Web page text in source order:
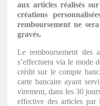
aux articles réalisés
créations
remboursement ne
gravés.
Le remboursement des
s’effectuera via le mode
crédit sur le compte
carte bancaire ayant
virement, dans les 30
effective des articles par